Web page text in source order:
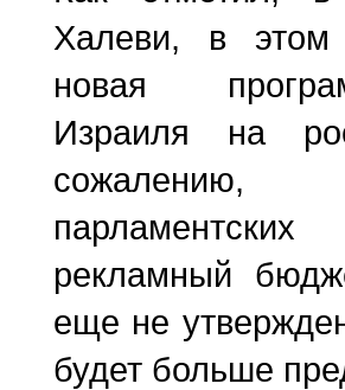
Халеви, в этом
новая
Израиля на
сожалению,
рекламный
еще не
будет больше